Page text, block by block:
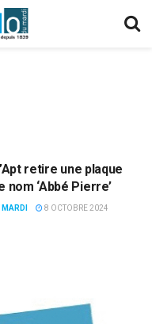
retire une plaque
nom ‘Abbé Pierre’
MARDI
8 OCTOBRE 2024